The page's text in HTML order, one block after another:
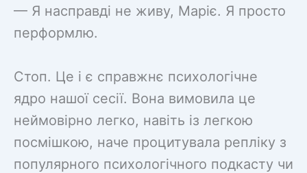
— Я насправді не живу, Маріє. Я просто
перформлю.
Стоп. Це і є справжнє психологічне
ядро нашої сесії. Вона вимовила це
неймовірно легко, навіть із легкою
посмішкою, наче процитувала репліку з
популярного психологічного подкасту чи